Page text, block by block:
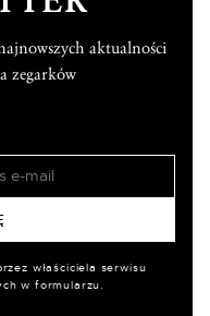
aktualności
zegarków
właściciela serwisu
w formularzu.